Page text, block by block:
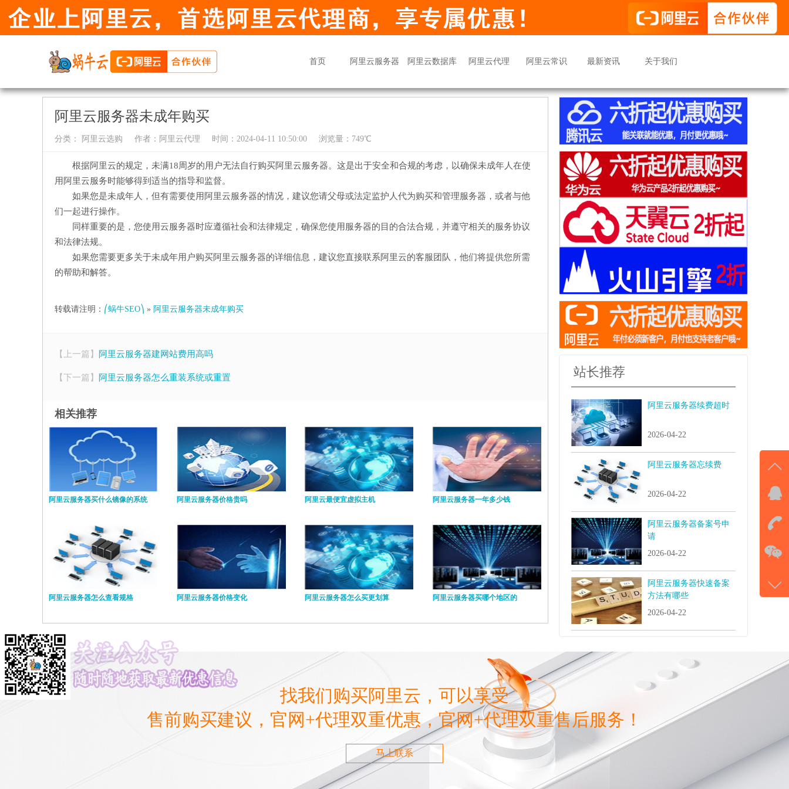
首页 阿里云服务器 阿里云数据库 阿里云代理 阿里云常识 最新资讯 关于我们
阿里云服务器未成年购买
分类： 阿里云选购 作者： 阿里云代理 时间：2024-04-11 10:50:00 浏览量：749℃
根据阿里云的规定，未满18周岁的用户无法自行购买阿里云服务器。这是出于安全和合规的考虑，以确保未成年人在使
用阿里云服务时能够得到适当的指导和监督。
如果您是未成年人，但有需要使用阿里云服务器的情况，建议您请父母或法定监护人代为购买和管理服务器，或者与他
们一起进行操作。
同样重要的是，您使用云服务器时应遵循社会和法律规定，确保您使用服务器的目的合法合规，并遵守相关的服务协议
和法律法规。
如果您需要更多关于未成年用户购买阿里云服务器的详细信息，建议您直接联系阿里云的客服团队，他们将提供您所需
的帮助和解答。
转载请注明： ⎛蜗牛SEO⎞ » 阿里云服务器未成年购买
【上一篇】 阿里云服务器建网站费用高吗
【下一篇】 阿里云服务器怎么重装系统或重置
相关推荐
阿里云服务器买什么镜像的系统 阿里云服务器价格贵吗 阿里云最便宜虚拟主机 阿里云服务器一年多少钱
阿里云服务器怎么查看规格 阿里云服务器价格变化 阿里云服务器怎么买更划算 阿里云服务器买哪个地区的
站长推荐
阿里云服务器续费超时
2026-04-22
阿里云服务器忘续费
2026-04-22
阿里云服务器备案号申
请
2026-04-22
阿里云服务器快速备案
方法有哪些
2026-04-22
找我们购买阿里云，可以享受
售前购买建议，官网+代理双重优惠，官网+代理双重售后服务！
马上联系
QQ
击
177-